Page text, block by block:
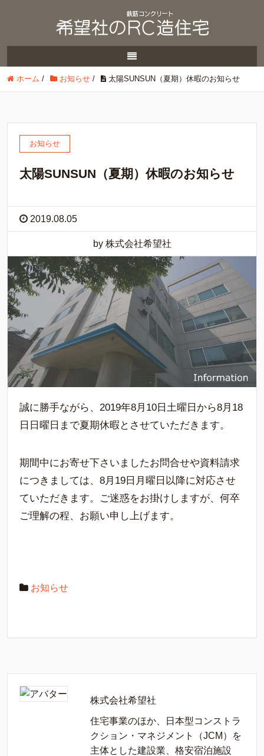
ホーム / お知らせ / 太陽SUNSUN（夏期）休暇のお知らせ
お知らせ
太陽SUNSUN（夏期）休暇のお知らせ
2019.08.05
by 株式会社希望社
誠に勝手ながら、2019年8月10日土曜日から8月18
日日曜日まで夏期休暇とさせていただきます。
期間中にお寄せ下さいましたお問合せや資料請求
につきましては、8月19日月曜日以降に対応させ
ていただきます。ご迷惑をお掛けしますが、何卒
ご理解の程、お願い申し上げます。
お知らせ
株式会社希望社
住宅事業のほか、日本型コンストラ
クション・マネジメント（JCM）を
主体とした建設業、格安宿泊施設